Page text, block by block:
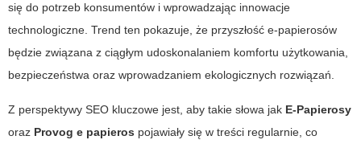
się do potrzeb konsumentów i wprowadzając innowacje
technologiczne. Trend ten pokazuje, że przyszłość e-papierosów
będzie związana z ciągłym udoskonalaniem komfortu użytkowania,
bezpieczeństwa oraz wprowadzaniem ekologicznych rozwiązań.
Z perspektywy SEO kluczowe jest, aby takie słowa jak E-Papierosy
oraz Provog e papieros pojawiały się w treści regularnie, co